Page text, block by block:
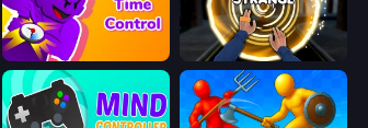
Time Control! Professor Strange